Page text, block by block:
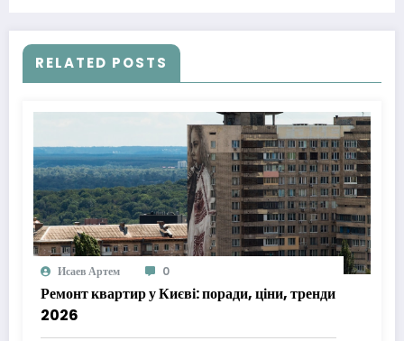
RELATED POSTS
Исаев Артем 0
Ремонт квартир у Києві: поради, ціни, тренди
2026